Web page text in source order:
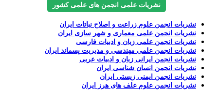
نشریات علمی انجمن های علمی کشور
نشریات انجمن علوم زراعت و اصلاح نباتات ایران
نشریات انجمن علمی معماری و شهر سازی ایران
نشریات انجمن علمی زبان و ادبیات فارسی
نشریات انجمن علمی مهندسی و مدیریت پسماند ایران
نشریات انجمن ایرانی زبان و ادبیات عربی
نشریات انجمن انسان شناسی ایران
نشریات انجمن ایمنی زیستی ایران
نشریات انجمن علوم علف های هرز ایران